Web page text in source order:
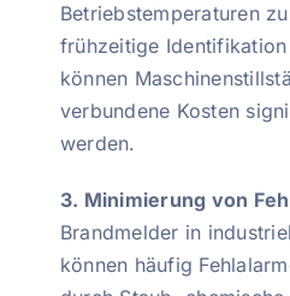
Betriebstemperaturen
frühzeitige
können
verbundene Kosten
werden.
3. Minimierung von
Brandmelder in
können häufig